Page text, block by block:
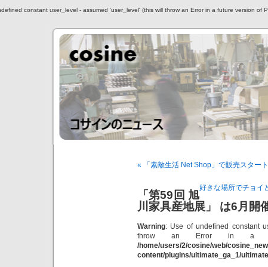
constant user_level - assumed 'user_level' (this will throw an Error in a future version of
« 「素敵生活 Net Shop」で販売スタート
好きな場所でチョイ
「第59回 旭
川家具産地展」 は6月開
Warning: Use of undefined constant
throw an Error in a
/home/users/2/cosine/web/
content/plugins/ultimate_ga_1/